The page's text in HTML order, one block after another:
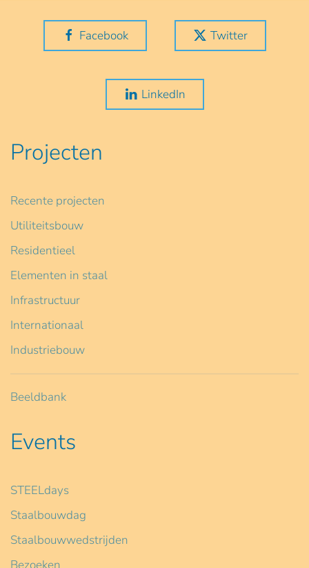
Facebook Twitter
LinkedIn
Projecten
Recente projecten
Utiliteitsbouw
Residentieel
Elementen in staal
Infrastructuur
Internationaal
Industriebouw
Beeldbank
Events
STEELdays
Staalbouwdag
Staalbouwwedstrijden
Bezoeken